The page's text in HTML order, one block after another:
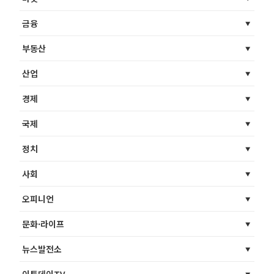
금융
부동산
산업
경제
국제
정치
사회
오피니언
문화·라이프
뉴스발전소